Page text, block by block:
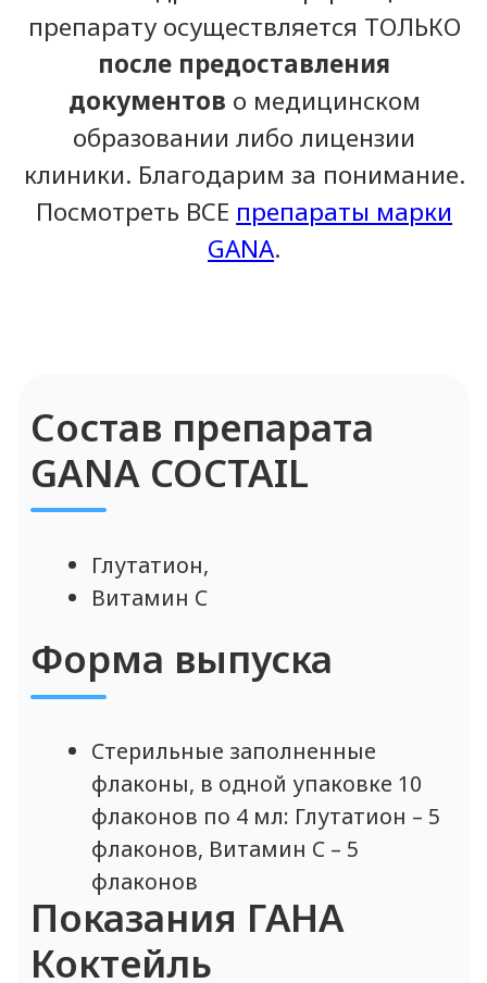
Форма выпуска
Cтерильные заполненные
флаконы, в одной упаковке 10
флаконов по 4 мл: Глутатион – 5
флаконов, Витамин C – 5
флаконов
Показания ГАНА
Коррекция гиперпигментации;
Стимуляция волокон коллагена и
эластина.
Действие
Омолаживающее и лечебное
действие достигается за счёт
основных активных
витамина С;
Последовательное курсовое
применение компонентов
интенсивное комплексное
омоложение и оздоровление
кожи. Оказывает мощнейший
антиоксидантный эффект
(обеспечивает защиту от
клеточного окисления,
вызванного УФ-излучением);
Уменьшение воспалений (акне,
пигментация);
Видимое осветление кожи,